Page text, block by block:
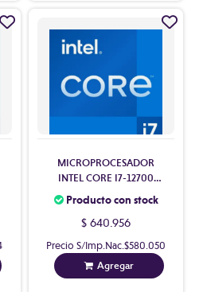
MICROPROCESADOR
INTEL CORE I7-12700
ALDER LAKE S1700
Producto con stock
$ 640.956
Precio S/Imp.Nac. $580.050
Agregar